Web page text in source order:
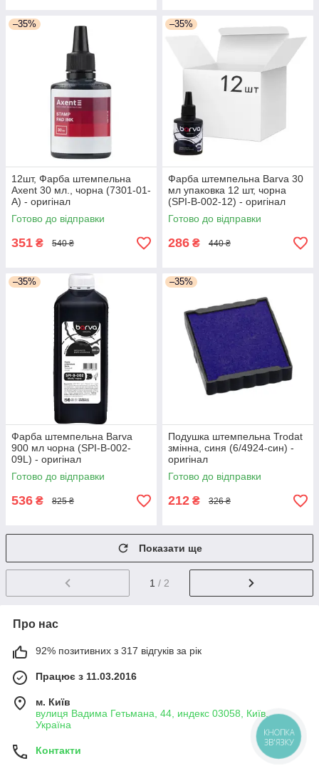
–35%
12шт, Фарба штемпельна
Axent 30 мл., чорна (7301-01-
A) - оригінал
Готово до відправки
351 ₴ 540 ₴
–35%
Фарба штемпельна Barva 30
мл упаковка 12 шт, чорна
(SPI-B-002-12) - оригінал
Готово до відправки
286 ₴ 440 ₴
–35%
Фарба штемпельна Barva
900 мл чорна (SPI-B-002-
09L) - оригінал
Готово до відправки
536 ₴ 825 ₴
–35%
Подушка штемпельна Trodat
змінна, синя (6/4924-син) -
оригінал
Готово до відправки
212 ₴ 326 ₴
Показати ще
1 / 2
Про нас
92% позитивних з 317 відгуків за рік
Працює з 11.03.2016
м. Київ
вулиця Вадима Гетьмана, 44, индекс 03058, Київ,
Україна
Контакти
КНОПКА
ЗВ'ЯЗКУ